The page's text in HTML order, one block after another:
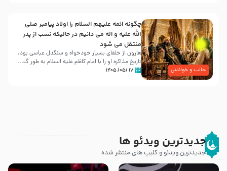
جالب و خواندنی
چگونه ائمه علیهم السلام را اولاد پیامبر صلی
الله علیه و اله می دانیم در حالیکه نسب از پدر
منتقل می شود
هارون از خلفای بسیار خودخواه و سنگدل عباسی بود.
تاریخ مذاکره او را با امام کاظم علیه السلام به طور گ...
۱۷ /۰۵/ ۱۴۰۵
جدیدترین ویدئو ها
جدیدترین ویدئو و کلیپ های منتشر شده